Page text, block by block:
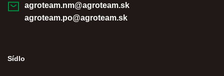
agroteam.nm@agroteam.sk
agroteam.po@agroteam.sk
Sídlo